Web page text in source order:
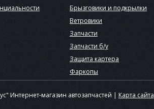
Брызговики и подкрылки
Ветровики
Запчасти
Запчасти б/у
Защита картера
Фаркопы
Интернет-магазин автозапчастей | Карта сайта